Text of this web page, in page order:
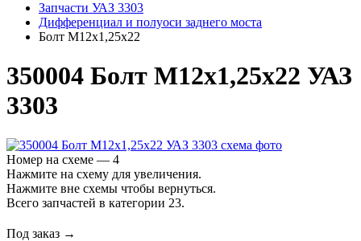
Запчасти УАЗ 3303
Дифференциал и полуоси заднего моста
Болт М12х1,25х22
350004 Болт М12х1,25х22 УАЗ
3303
Номер на схеме — 4
Нажмите на схему для увеличения.
Нажмите вне схемы чтобы вернуться.
Всего запчастей в категории 23.
Под заказ →